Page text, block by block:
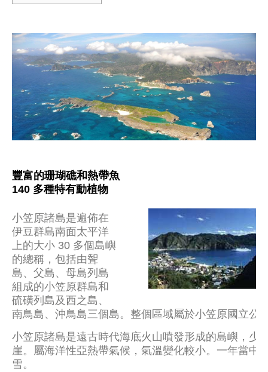
豐富的珊瑚礁和熱帶魚
140 多種特有動植物
小笠原諸島是遍佈在
伊豆群島南面太平洋
上的大小 30 多個島嶼
的總稱，包括由聟
島、父島、母島列島
組成的小笠原群島和
硫磺列島及西之島、
南鳥島、沖鳥島三個島。整個區域屬於小笠原國立公
小笠原諸島是遠古時代海底火山噴發形成的島嶼，少
崖。屬海洋性亞熱帶氣候，氣溫變化較小。一年當中
雪。